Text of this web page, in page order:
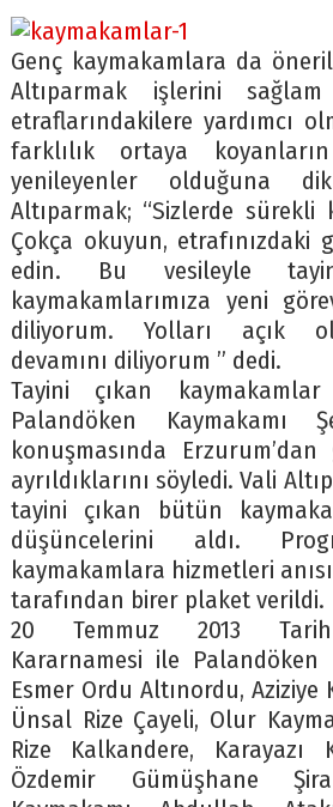
Genç kaymakamlara da
Altıparmak işlerini
etraflarındakilere yardımcı
farklılık ortaya
yenileyenler olduğuna
Altıparmak; “Sizlerde sürekli
Çokça okuyun, etrafınızdaki
edin. Bu vesileyle
kaymakamlarımıza yeni
diliyorum. Yolları açık
devamını diliyorum ” dedi.
Tayini çıkan
Palandöken Kaymakamı
konuşmasında
ayrıldıklarını söyledi. Vali
tayini çıkan bütün
düşüncelerini aldı.
kaymakamlara hizmetleri
tarafından birer plaket verildi.
20 Temmuz 2013
Kararnamesi ile Palandöken
Esmer Ordu Altınordu, Aziziye
Ünsal Rize Çayeli, Olur
Rize Kalkandere, Karayazı
Özdemir Gümüşhane